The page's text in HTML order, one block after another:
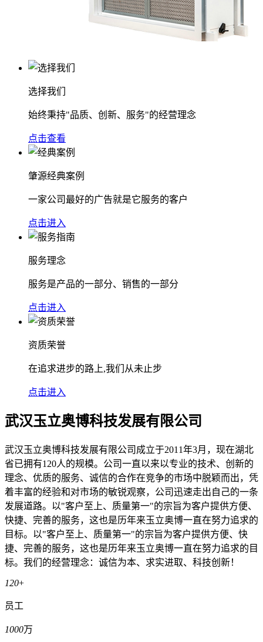
选择我们
始终秉持"品质、创新、服务"的经营理念
点击查看
肇源经典案例
一家公司最好的广告就是它服务的客户
点击进入
服务理念
服务是产品的一部分、销售的一部分
点击进入
资质荣誉
在追求进步的路上,我们从未止步
点击进入
武汉玉立奥博科技发展有限公司
武汉玉立奥博科技发展有限公司成立于2011年3月，现在湖北
省已拥有120人的规模。公司一直以来以专业的技术、创新的
理念、优质的服务、诚信的合作在竞争的市场中脱颖而出，凭
着丰富的经验和对市场的敏锐观察，公司迅速走出自己的一条
发展道路。以"客户至上、质量第一"的宗旨为客户提供方便、
快捷、完善的服务，这也是历年来玉立奥博一直在努力追求的
目标。以"客户至上、质量第一"的宗旨为客户提供方便、快
捷、完善的服务，这也是历年来玉立奥博一直在努力追求的目
标。我们的经营理念：诚信为本、求实进取、科技创新！
120+
员工
1000万